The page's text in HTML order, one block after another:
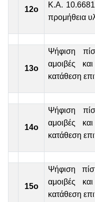
12ο
Κ.Α.
προμήθεια
13ο
Ψήφιση
αμοιβές
κατάθεση
14ο
Ψήφιση
αμοιβές
κατάθεση
15ο
Ψήφιση
αμοιβές
κατάθεση